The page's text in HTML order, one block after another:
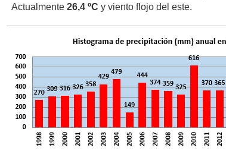
Actualmente26,4 ºC y viento flojo del este.